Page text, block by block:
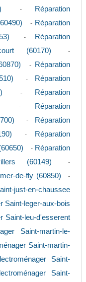
-
Réparation
- Réparation
-
Réparation
(60170)
-
-
Réparation
-
Réparation
-
Réparation
-
Réparation
-
Réparation
-
Réparation
- Réparation
(60149)
-
de-fly (60850) -
just-en-chaussee
Saint-leger-aux-bois
Saint-leu-d'esserent
Saint-martin-le-
Saint-martin-
Saint-
Saint-